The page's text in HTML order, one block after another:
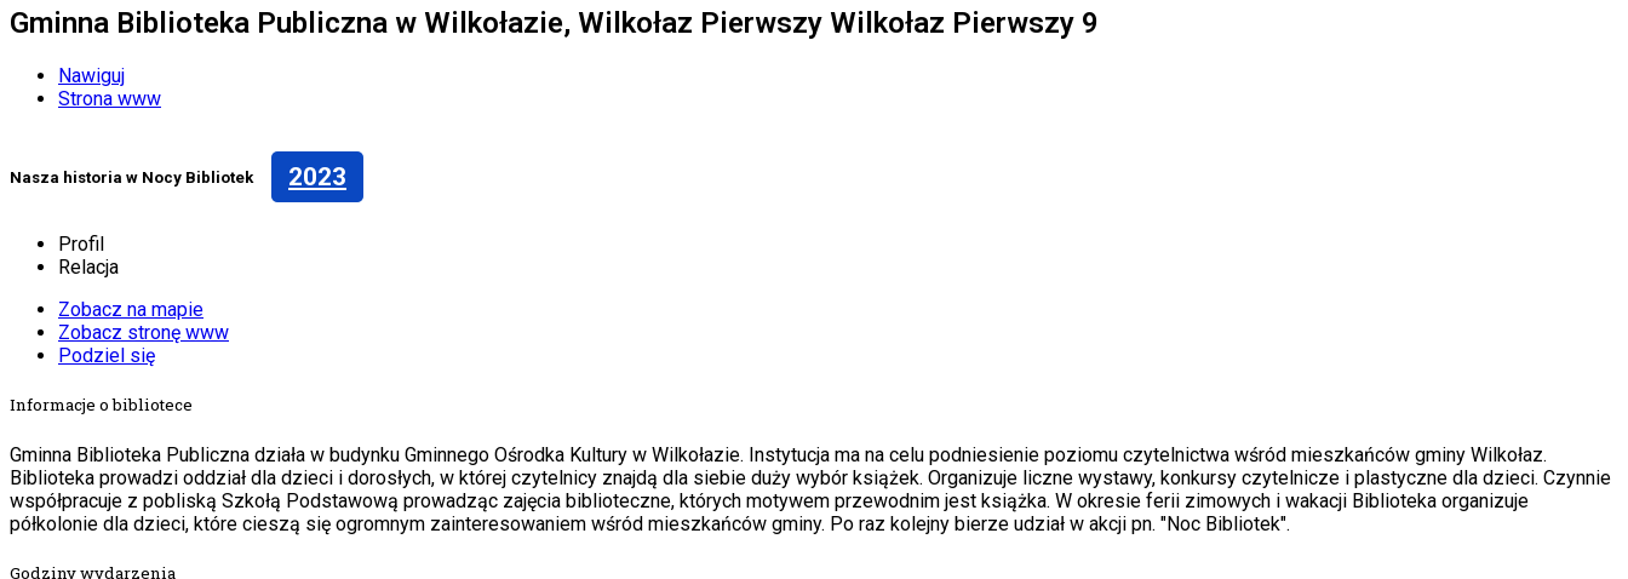
Gminna Biblioteka Publiczna w Wilkołazie, Wilkołaz Pierwszy Wilkołaz Pierwszy 9
Nawiguj
Strona www
Nasza historia w Nocy Bibliotek 2023
Profil
Relacja
Zobacz na mapie
Zobacz stronę www
Podziel się
Informacje o bibliotece
Gminna Biblioteka Publiczna działa w budynku Gminnego Ośrodka Kultury w Wilkołazie. Instytucja ma na celu podniesienie poziomu czytelnictwa wśród mieszkańców gminy Wilkołaz.
Biblioteka prowadzi oddział dla dzieci i dorosłych, w której czytelnicy znajdą dla siebie duży wybór książek. Organizuje liczne wystawy, konkursy czytelnicze i plastyczne dla dzieci. Czynnie
współpracuje z pobliską Szkołą Podstawową prowadząc zajęcia biblioteczne, których motywem przewodnim jest książka. W okresie ferii zimowych i wakacji Biblioteka organizuje
półkolonie dla dzieci, które cieszą się ogromnym zainteresowaniem wśród mieszkańców gminy. Po raz kolejny bierze udział w akcji pn. "Noc Bibliotek".
Godziny wydarzenia